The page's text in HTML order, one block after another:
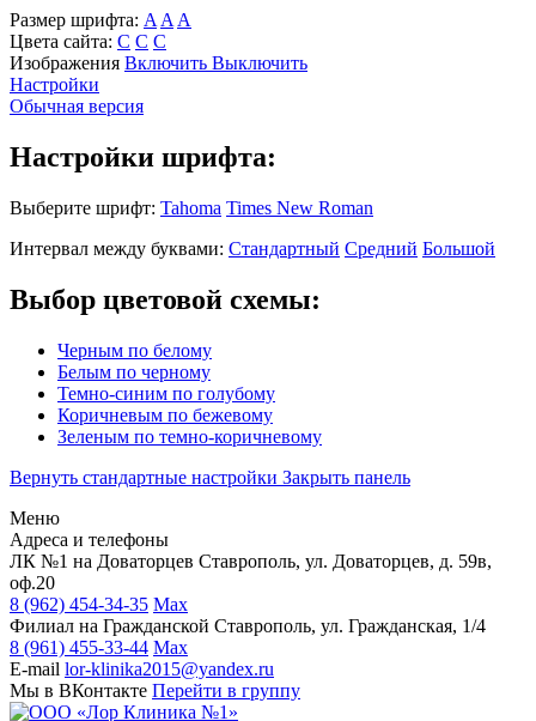
Размер шрифта: A A A
Цвета сайта: С С С
Изображения Включить Выключить
Настройки
Обычная версия
Настройки шрифта:
Выберите шрифт: Tahoma Times New Roman
Интервал между буквами: Стандартный Средний Большой
Выбор цветовой схемы:
Черным по белому
Белым по черному
Темно-синим по голубому
Коричневым по бежевому
Зеленым по темно-коричневому
Вернуть стандартные настройки Закрыть панель
Меню
Адреса и телефоны
ЛК №1 на Доваторцев Ставрополь, ул. Доваторцев, д. 59в,
оф.20
8 (962) 454-34-35 Max
Филиал на Гражданской Ставрополь, ул. Гражданская, 1/4
8 (961) 455-33-44 Max
E-mail lor-klinika2015@yandex.ru
Мы в ВКонтакте Перейти в группу